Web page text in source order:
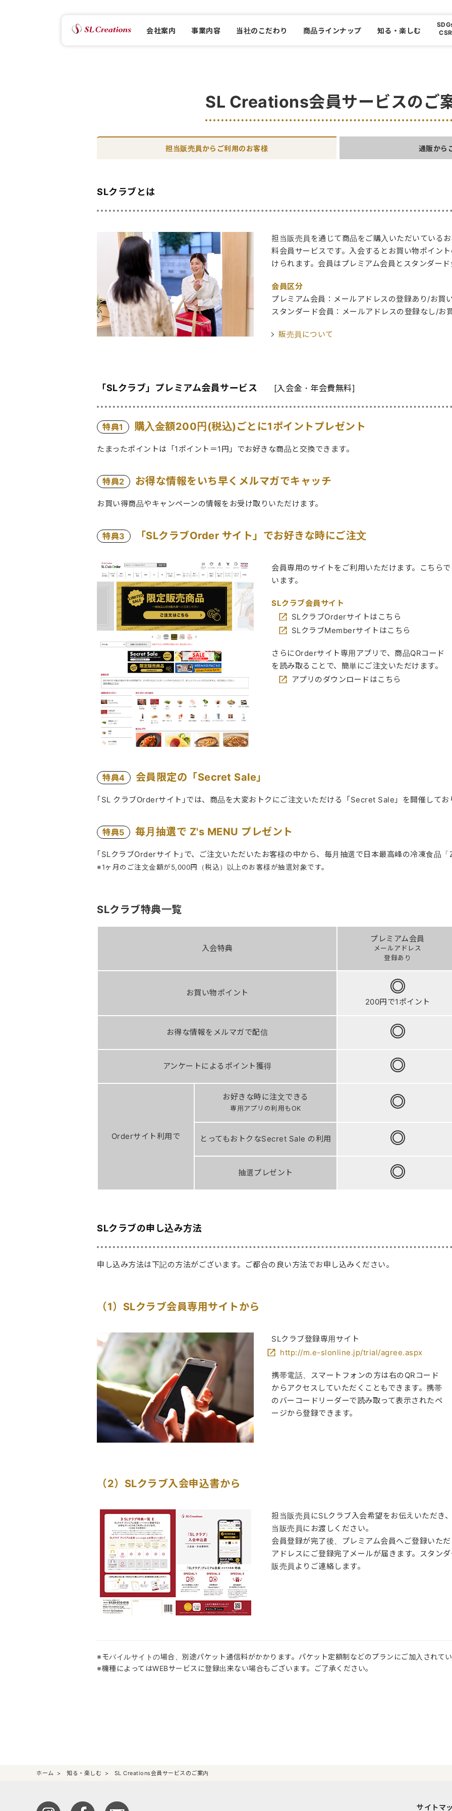
SL Creations会員サービスのご
担当販売員からご利用のお客様 通販から
SLクラブとは
担当販売員を通じて商品をご購入いただいている
料会員サービスです。入会するとお買い物ポイン
けられます。会員はプレミアム会員とスタンダー
会員区分
プレミアム会員：メールアドレスの登録あり/お買
スタンダード会員：メールアドレスの登録なし/お
販売員について
「SLクラブ」プレミアム会員サービス [入会金・年会費無料]
特典1 購入金額200円(税込)ごとに1ポイントプレゼント
たまったポイントは「1ポイント＝1円」でお好きな商品と交換できます。
特典2 お得な情報をいち早くメルマガでキャッチ
お買い得商品やキャンペーンの情報をお受け取りいただけます。
特典3 「SLクラブOrder サイト」でお好きな時にご注文
会員専用のサイトをご利用いただけます。こちら
います。
SLクラブ会員サイト
SLクラブOrderサイトはこちら
SLクラブMemberサイトはこちら
さらにOrderサイト専用アプリで、商品QRコード
を読み取ることで、簡単にご注文いただけます。
アプリのダウンロードはこちら
特典4 会員限定の「Secret Sale」
｢SL クラブOrderサイト｣では、商品を大変おトクにご注文いただける「Secret Sale」を開催してお
特典5 毎月抽選で Z's MENU プレゼント
｢SLクラブOrderサイト｣で、ご注文いただいたお客様の中から、毎月抽選で日本最高峰の冷凍食品
※1ヶ月のご注文金額が5,000円（税込）以上のお客様が抽選対象です。
SLクラブ特典一覧
入会特典
プレミアム会員
メールアドレス
登録あり
お買い物ポイント
200円で1ポイント
お得な情報をメルマガで配信
アンケートによるポイント獲得
Orderサイト利用で
お好きな時に注文できる
専用アプリの利用もOK
とってもおトクなSecret Sale の利用
抽選プレゼント
SLクラブの申し込み方法
申し込み方法は下記の方法がございます。ご都合の良い方法でお申し込みください。
（1）SLクラブ会員専用サイトから
SLクラブ登録専用サイト
http://m.e-slonline.jp/trial/agree.aspx
携帯電話、スマートフォンの方は右のQRコード
からアクセスしていただくこともできます。携帯
のバーコードリーダーで読み取って表示されたペ
ージから登録できます。
（2）SLクラブ入会申込書から
担当販売員にSLクラブ入会希望をお伝えいただき
当販売員にお渡しください。
会員登録が完了後、プレミアム会員へご登録いた
アドレスにご登録完了メールが届きます。スタン
販売員よりご連絡します。
※モバイルサイトの場合、別途パケット通信料がかかります。パケット定額制などのプランにご加入されて
※機種によってはWEBサービスに登録出来ない場合もございます。ご了承ください。
会社案内 事業内容 当社のこだわり 商品ラインナップ 知る・楽しむ
CSR
ホーム 知る・楽しむ SL Creations会員サービスのご案内
サイトマ